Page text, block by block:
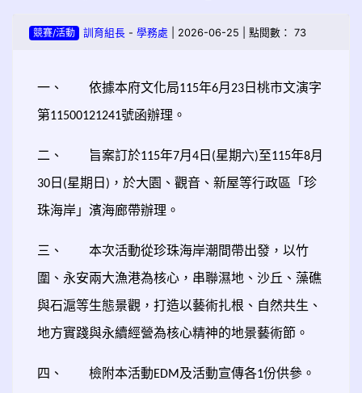
競賽/活動 訓育組長- 學務處 | 2026-06-25 | 點閱數： 73
一、 依據本府文化局115年6月 23 日桃市文演字
第11500121241號函辦理。
二、 旨案訂於115年7月 4 日 (星期六)至115年8月
30 日 (星期日 ) ，於大園、觀音、新屋等行政區「珍
珠海岸」濱海廊帶辦理。
三、
本次活動從珍珠海岸潮間帶出發，以竹
圍、永安兩大漁港為核心，串聯濕地、沙丘、藻礁
與石滬等生態景觀，打造以藝術扎根、自然共生、
地方實踐與永續經營為核心精神的地景藝術節。
四、 檢附本活動EDM及活動宣傳各1份供參。